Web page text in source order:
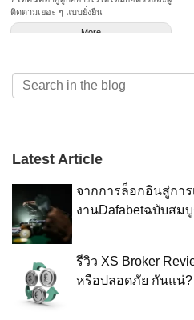
ติดตามเยอะ ๆ แบบยั่งยืน
More
Latest Article
จากการล็อกอินสู่กา
งานDafabetฉบับสม
รีวิว XS Broker
หรือปลอดภัย กันแน่?